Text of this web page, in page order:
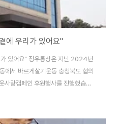
에 우리가 있어요"
있어요" 정우통상은 지난 2024년
에서 바르게살기운동 충청북도 협의
사랑캠페인 후원행사를 진행했습니
전대수)는 지난 26일 청주시 서원구
에는 정우통상 임직원, 바살협 임원